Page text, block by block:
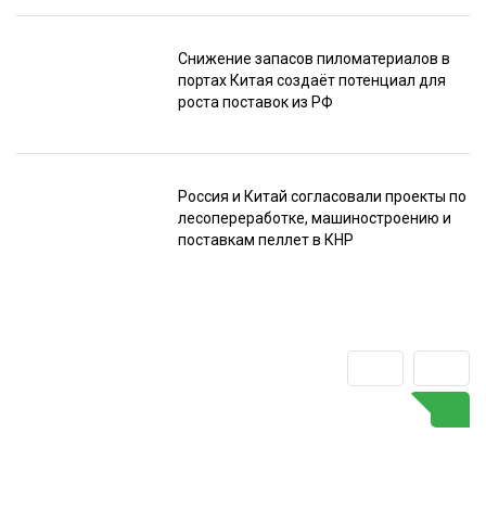
Снижение запасов пиломатериалов в
портах Китая создаёт потенциал для
роста поставок из РФ
Россия и Китай согласовали проекты по
лесопереработке, машиностроению и
поставкам пеллет в КНР